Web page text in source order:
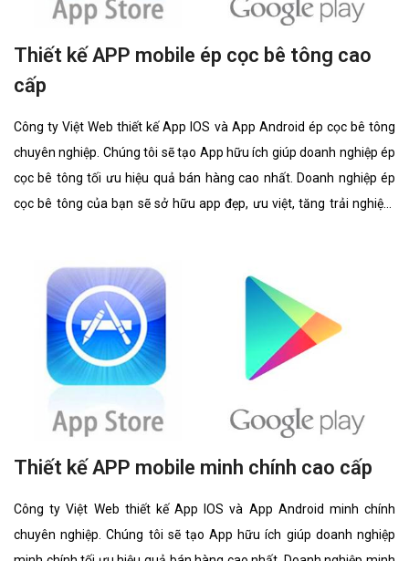
Thiết kế APP mobile ép cọc bê tông cao
cấp
Công ty Việt Web thiết kế App IOS và App Android ép cọc bê tông
chuyên nghiệp. Chúng tôi sẽ tạo App hữu ích giúp doanh nghiệp ép
cọc bê tông tối ưu hiệu quả bán hàng cao nhất. Doanh nghiệp ép
cọc bê tông của bạn sẽ sở hữu app đẹp, ưu việt, tăng trải nghiệm
Thiết kế APP mobile minh chính cao cấp
Công ty Việt Web thiết kế App IOS và App Android minh chính
chuyên nghiệp. Chúng tôi sẽ tạo App hữu ích giúp doanh nghiệp